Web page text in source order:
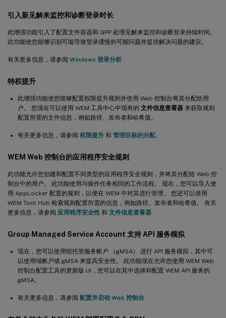
引入新见解来监控和诊断登录时长
此增强功能引入了配置文件容器和 GPP 处理见解来监控和诊断登录持续时间。
此功能使您能够识别可能导致登录缓慢的可能问题并提供解决问题的建议。
有关更多信息，请参阅 Windows 登录分析
特权提升
此增强功能使您能够配置权限提升规则并使用 Web 控制台将其分配给用
户。 您现在可以使用 WEM 工具中心中现有的 文件信息查看器 来获取规则
配置所需的文件信息，例如路径、发布者和哈希值。
有关更多信息，请参阅 权限提升 和 管理目标的分配.
WEM Web 控制台的应用程序安全规则
此功能允许您创建和配置不同类型的应用程序安全规则，并将其分配给 Web 控
制台中的用户。 此功能使用与操作任务相同的工作流程。 现在，您可以导入使
用 AppLocker 配置的规则，以便在 WEM 中对其进行管理。 您还可以使用
WEM Tool Hub 检索规则配置所需的信息，例如路径、发布者和哈希值。 有关
更多信息，请参阅 应用程序安全性 和 文件信息查看器
Group Managed Service Account 支持 API 服务模拟
现在，您可以使用组托管服务帐户 （gMSA） 进行 API 服务模拟，其中可
以使用域帐户或 gMSA 来提高安全性。 此功能现在允许您使用 WEM Web
控制台配置工具的更新版 UI，您可以在其中选择和配置 WEM API 服务的
gMSA。
有关更多信息，请参阅 配置并启动 Web 控制台